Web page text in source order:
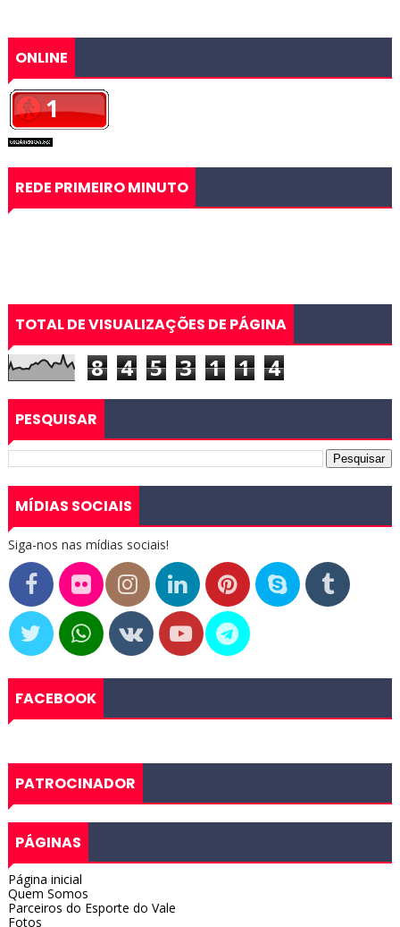
ONLINE
REDE PRIMEIRO MINUTO
TOTAL DE VISUALIZAÇÕES DE PÁGINA
8 4 5 3 1 1 4
PESQUISAR
MÍDIAS SOCIAIS
Siga-nos nas mídias sociais!
FACEBOOK
PATROCINADOR
PÁGINAS
Página inicial
Quem Somos
Parceiros do Esporte do Vale
Fotos